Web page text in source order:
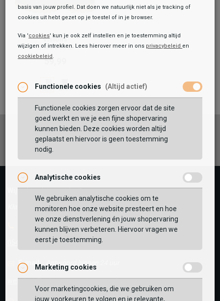
Visions
Snowboots
59,99
FacebookInstagramPinterest
Klantenservice is gesloten
Telefoon
0545-280081
E-mail Antwoord binnen 24 uur
basis van jouw profiel. Dat doen we natuurlijk niet als je tracking of
cookies uit hebt gezet op je toestel of in je browser.
Via 'cookies' kun je ook zelf instellen en je toestemming altijd
wijzigen of intrekken. Lees hierover meer in ons privacybeleid en
cookiebeleid .
Functionele cookies (Altijd actief)
Functionele cookies zorgen ervoor dat de site
goed werkt en we je een fijne shopervaring
kunnen bieden. Deze cookies worden altijd
geplaatst en hiervoor is geen toestemming
nodig.
Analytische cookies
We gebruiken analytische cookies om te
monitoren hoe onze website presteert en hoe
we onze dienstverlening én jouw shopervaring
kunnen blijven verbeteren. Hiervoor vragen we
eerst je toestemming.
Marketing cookies
Voor marketingcookies, die we gebruiken om
jouw voorkeuren te volgen en je relevante,